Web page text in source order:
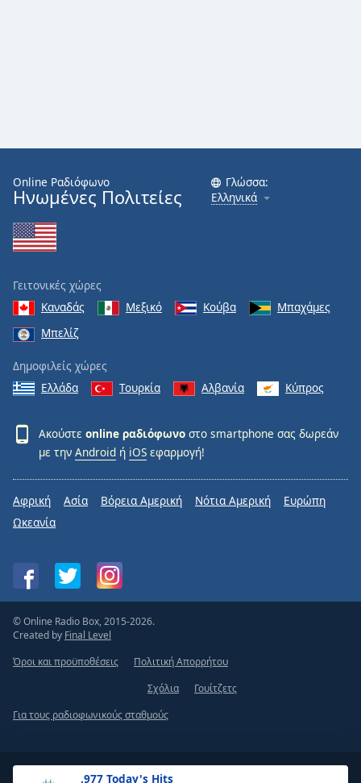
.977 Today's Hits
Online Ραδιόφωνο
Ηνωμένες Πολιτείες
Γλώσσα:
Ελληνικά
Γειτονικές χώρες
Καναδάς
Μεξικό Κούβα
Μπαχάμες
Μπελίζ
Δημοφιλείς χώρες
Ελλάδα
Τουρκία Αλβανία Κύπρος
Ακούστε online ραδιόφωνο στο smartphone σας δωρεάν
με την Android ή iOS εφαρμογή!
Αφρική Ασία Βόρεια Αμερική Νότια Αμερική
Ευρώπη
Ωκεανία
© Online Radio Box, 2015-2026.
Created by Final Level
Όροι και προϋποθέσεις
Πολιτική Απορρήτου
Σχόλια
Γουίτζετς
Για τους ραδιοφωνικούς σταθμούς